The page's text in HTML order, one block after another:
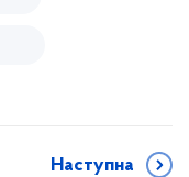
Наступна